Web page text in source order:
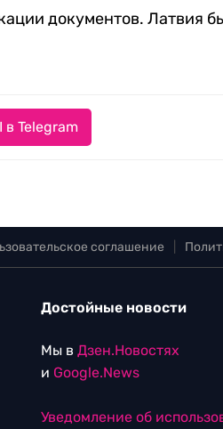
документов. Латвия
в Telegram
соглашение
Достойные новости
Мы в Дзен.Новостях
и Google.News
Уведомление об